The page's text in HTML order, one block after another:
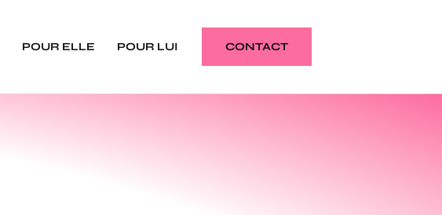
POUR ELLE POUR LUI CONTACT